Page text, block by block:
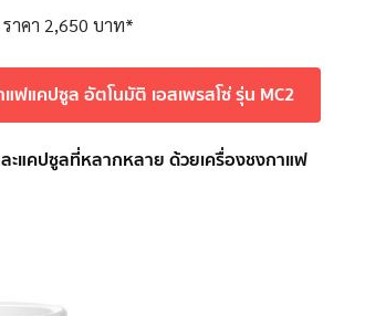
ราคา 2,650 บาท*
ฟแคปซูล อัตโนมัติ เอสเพรสโซ่ รุ่น MC2
ะแคปซูลที่หลากหลาย ด้วยเครื่องชงกาแฟ